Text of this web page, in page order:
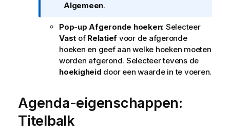
r
a
t
i
e
Algemeen.
Pop-up Afgeronde hoeken: Selecteer
Vast of Relatief voor de afgeronde
hoeken en geef aan welke hoeken moeten
worden afgerond. Selecteer tevens de
hoekigheid door een waarde in te voeren.
Agenda-eigenschappen:
Titelbalk